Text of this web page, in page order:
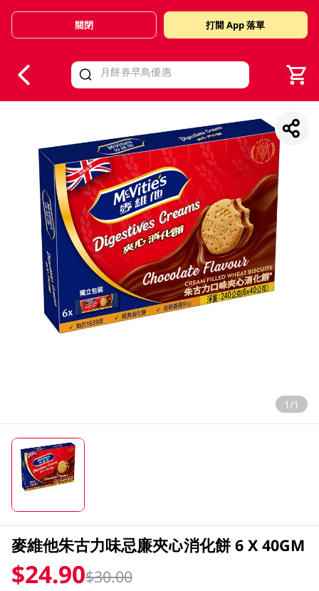
Valid Until 30 June 2026
關閉 打開 App 落單
1/1
麥維他朱古力味忌廉夾心消化餅 6 X 40GM
$24.90$30.00